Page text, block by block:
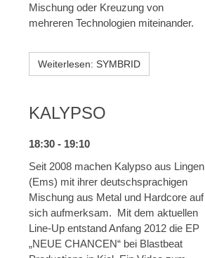
Mischung oder Kreuzung von
mehreren Technologien miteinander.
Weiterlesen: SYMBRID
KALYPSO
18:30 - 19:10
Seit 2008 machen Kalypso aus Lingen
(Ems) mit ihrer deutschsprachigen
Mischung aus Metal und Hardcore auf
sich aufmerksam. Mit dem aktuellen
Line-Up entstand Anfang 2012 die EP
„NEUE CHANCEN“ bei Blastbeat